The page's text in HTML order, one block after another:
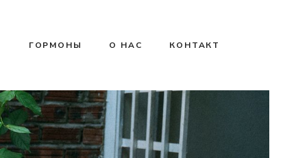
ГОРМОНЫ О НАС КОНТАКТ